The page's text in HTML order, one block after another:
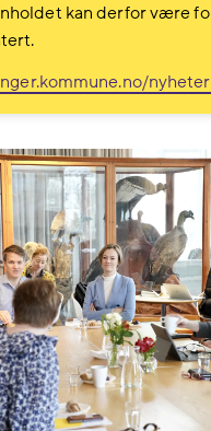
kan derfor være
nyheter